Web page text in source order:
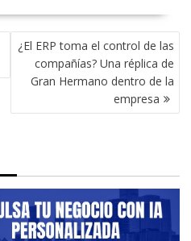
¿El ERP toma el control de las
compañías? Una réplica de
Gran Hermano dentro de la
empresa